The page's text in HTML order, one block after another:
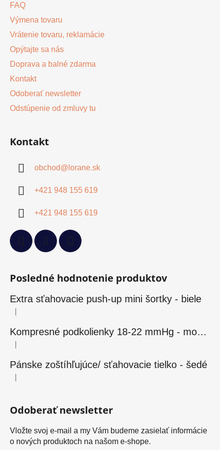
FAQ
Výmena tovaru
Vrátenie tovaru, reklamácie
Opýtajte sa nás
Doprava a balné zdarma
Kontakt
Odoberať newsletter
Odstúpenie od zmluvy tu
Kontakt
obchod@ lorane.sk
+421 948 155 619
+421 948 155 619
Posledné hodnotenie produktov
Extra sťahovacie push-up mini šortky - biele
Hodnotenie produktu je 5 z 5 hviezdičiek.
Kompresné podkolienky 18-22 mmHg - modré
Hodnotenie produktu je 5 z 5 hviezdičiek.
Pánske zoštíhľujúce/ sťahovacie tielko - šedé
Hodnotenie produktu je 5 z 5 hviezdičiek.
Odoberať newsletter
Vložte svoj e-mail a my Vám budeme zasielať informácie
o nových produktoch na našom e-shope.